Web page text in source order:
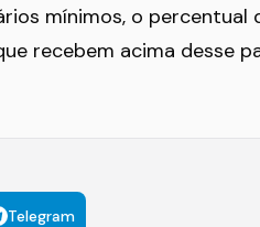
mínimos, o percentual
recebem acima desse
Telegram